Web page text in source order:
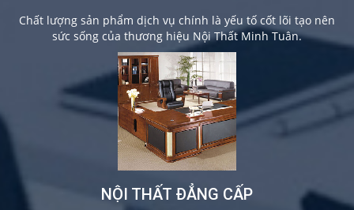
Chất lượng sản phẩm dịch vụ chính là yếu tố cốt lõi tạo nên
sức sống của thương hiệu Nội Thất Minh Tuân.
NỘI THẤT ĐẲNG CẤP